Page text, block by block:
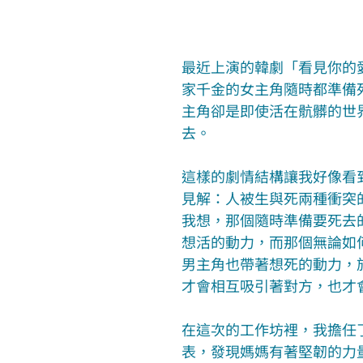
最近上演的韓劇「看見你的
家千金的女主角隨時都準備
主角卻是即使活在骯髒的世
去。
這樣的劇情結構讓我好像看
見解：人被生與死兩種衝
我想，那個隨時準備要死去
想活的動力，而那個無論如
男主角也帶著想死的動力，
才會相互吸引著對方，也
在這次的工作坊裡，我擔任
表，發現媽媽有著堅韌的力